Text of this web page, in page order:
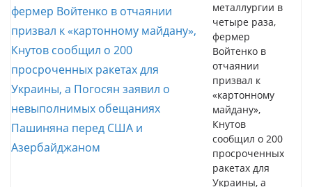
металлургии в
четыре раза,
фермер
Войтенко в
отчаянии
призвал к
«картонному
майдану»,
Кнутов
сообщил о 200
просроченных
ракетах для
Украины, а